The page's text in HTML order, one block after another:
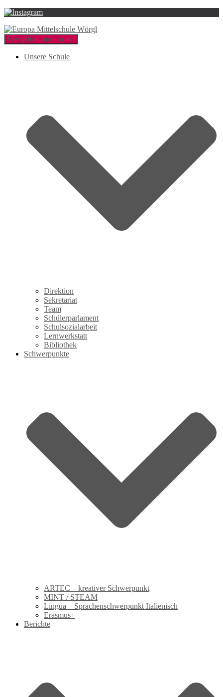
Navigation umschalten
Unsere Schule
Direktion
Sekretariat
Team
Schülerparlament
Schulsozialarbeit
Lernwerkstatt
Bibliothek
Schwerpunkte
ARTEC – kreativer Schwerpunkt
MINT / STEAM
Lingua – Sprachenschwerpunkt Italienisch
Erasmus+
Berichte